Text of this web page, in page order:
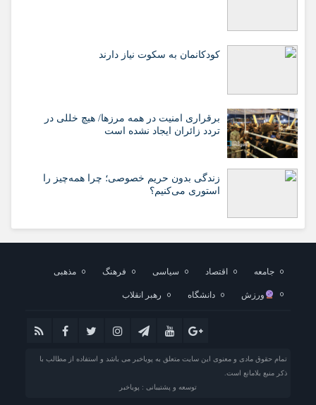
کودکانمان به سکوت نیاز دارند
برقراری امنیت در همه مرزها/ هیچ‌ خللی در
تردد زائران ایجاد نشده است
زندگی بدون حریم خصوصی؛ چرا همه‌چیز را
استوری می‌کنیم؟
جامعه اقتصاد سیاسی فرهنگ مذهبی
ورزش دانشگاه رهبر انقلاب
تمام حقوق مادی و معنوی این سایت متعلق به پویاخبر می باشد و استفاده از مطالب با
ذکر منبع بلامانع است.
توسعه و پشتیبانی : پویاخبر